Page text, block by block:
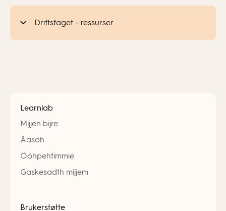
Driftsfaget - ressurser
Learnlab
Mijjen bïjre
Åasah
Ööhpehtimmie
Gaskesadth mijjem
Brukerstøtte